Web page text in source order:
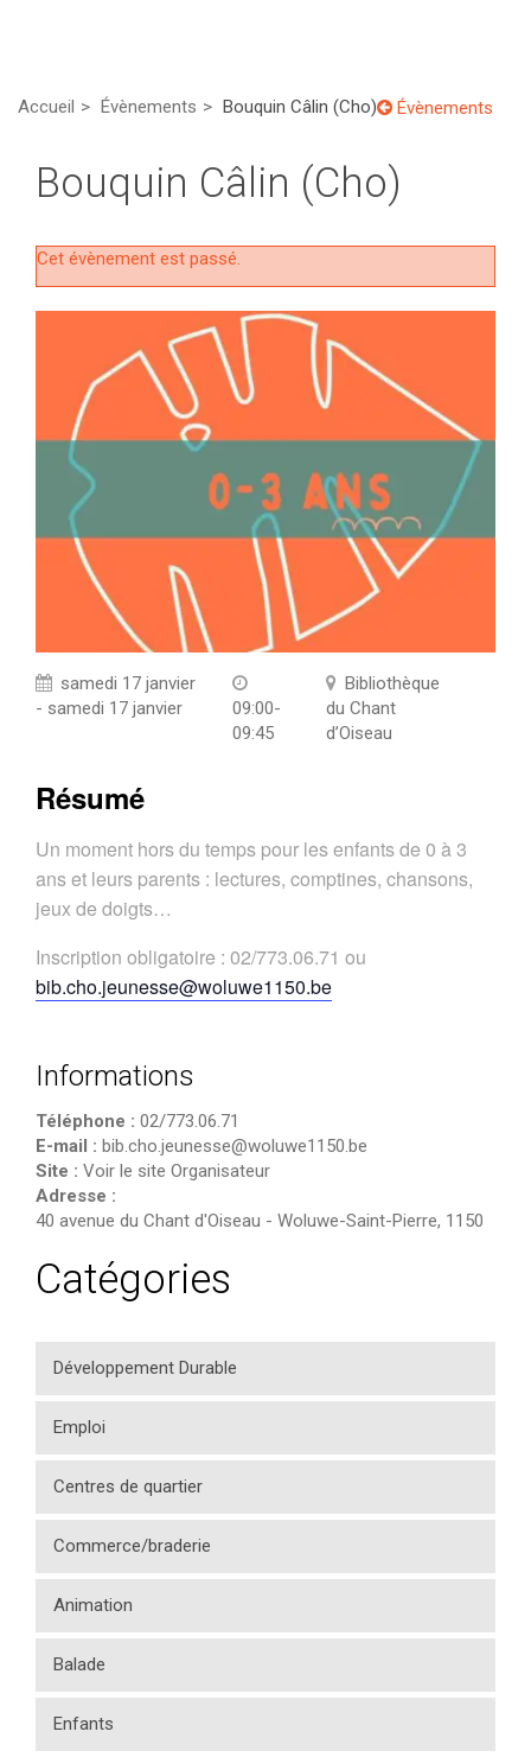
Accueil Évènements Bouquin Câlin (Cho) Évènements
Bouquin Câlin (Cho)
Cet évènement est passé.
samedi 17 janvier
- samedi 17 janvier
09:00-
09:45
Bibliothèque
du Chant
d’Oiseau
Résumé
Un moment hors du temps pour les enfants de 0 à 3
ans et leurs parents : lectures, comptines, chansons,
jeux de doigts…
Inscription obligatoire : 02/773.06.71 ou
bib.cho.jeunesse@woluwe1150.be
Informations
Téléphone : 02/773.06.71
E-mail : bib.cho.jeunesse@woluwe1150.be
Site : Voir le site Organisateur
Adresse :
40 avenue du Chant d'Oiseau - Woluwe-Saint-Pierre, 1150
Catégories
Développement Durable
Emploi
Centres de quartier
Commerce/braderie
Animation
Balade
Enfants